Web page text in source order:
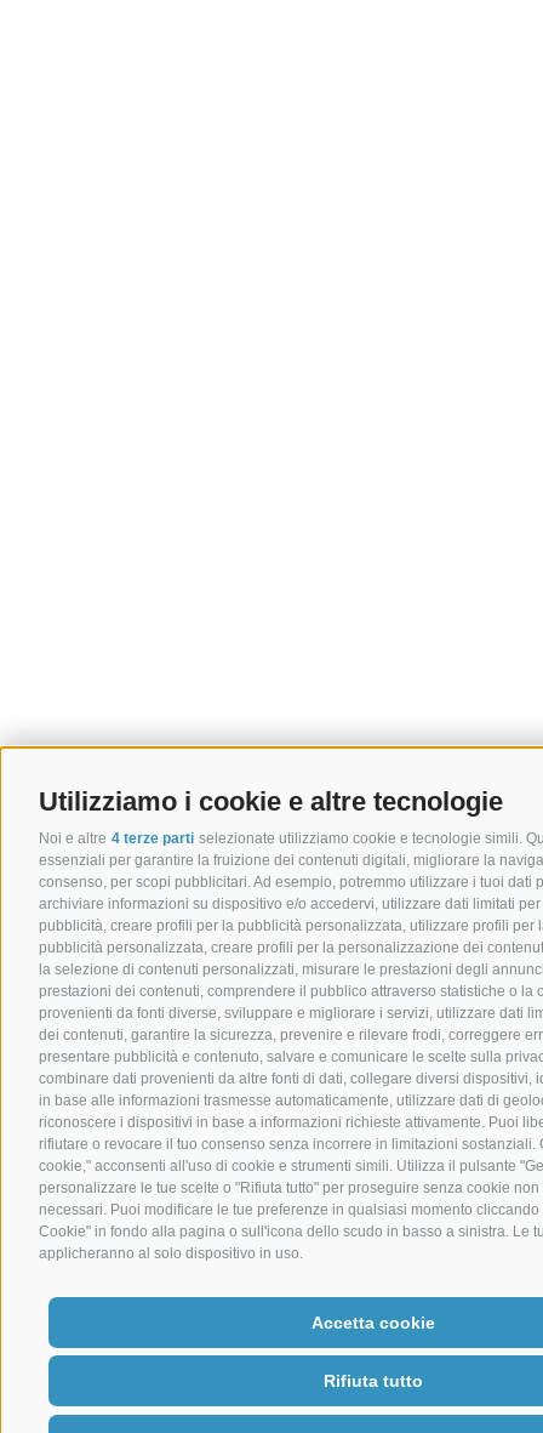
Utilizziamo i cookie e altre tecnologie
Noi e altre 4 terze parti selezionate utilizziamo cookie e tecnologie simili.
essenziali per garantire la fruizione dei contenuti digitali, migliorare la
consenso, per scopi pubblicitari. Ad esempio, potremmo utilizzare i tuoi dati
archiviare informazioni su dispositivo e/o accedervi, utilizzare dati limitati
pubblicità, creare profili per la pubblicità personalizzata, utilizzare profili per
pubblicità personalizzata, creare profili per la personalizzazione dei
la selezione di contenuti personalizzati, misurare le prestazioni degli
prestazioni dei contenuti, comprendere il pubblico attraverso statistiche o la
provenienti da fonti diverse, sviluppare e migliorare i servizi, utilizzare dati
dei contenuti, garantire la sicurezza, prevenire e rilevare frodi, correggere
presentare pubblicità e contenuto, salvare e comunicare le scelte sulla
combinare dati provenienti da altre fonti di dati, collegare diversi dispositivi,
in base alle informazioni trasmesse automaticamente, utilizzare dati di
riconoscere i dispositivi in base a informazioni richieste attivamente. Puoi
rifiutare o revocare il tuo consenso senza incorrere in limitazioni sostanziali.
cookie," acconsenti all'uso di cookie e strumenti simili. Utilizza il pulsante
personalizzare le tue scelte o "Rifiuta tutto" per proseguire senza cookie non
necessari. Puoi modificare le tue preferenze in qualsiasi momento
Cookie" in fondo alla pagina o sull'icona dello scudo in basso a sinistra. Le
applicheranno al solo dispositivo in uso.
Accetta cookie
Rifiuta tutto